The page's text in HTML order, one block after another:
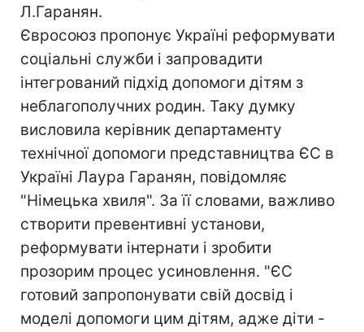
Л.Гаранян.
Євросоюз пропонує Україні реформувати
соціальні служби і запровадити
інтегрований підхід допомоги дітям з
неблагополучних родин. Таку думку
висловила керівник департаменту
технічної допомоги представництва ЄС в
Україні Лаура Гаранян, повідомляє
"Німецька хвиля". За її словами, важливо
створити превентивні установи,
реформувати інтернати і зробити
прозорим процес усиновлення. "ЄС
готовий запропонувати свій досвід і
моделі допомоги цим дітям, адже діти -